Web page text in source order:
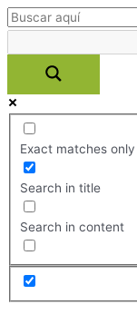
Ir
al
contenido
Exact matches only
Search in title
Search in content